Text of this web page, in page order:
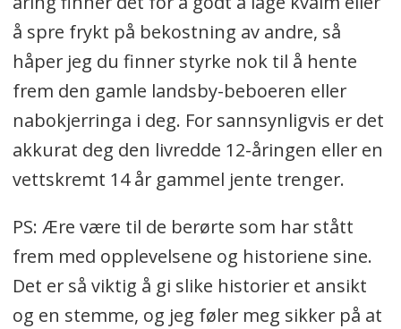
å spre frykt på bekostning av andre, så
håper jeg du finner styrke nok til å hente
frem den gamle landsby-beboeren eller
nabokjerringa i deg. For sannsynligvis er det
akkurat deg den livredde 12-åringen eller en
vettskremt 14 år gammel jente trenger.
PS: Ære være til de berørte som har stått
frem med opplevelsene og historiene sine.
Det er så viktig å gi slike historier et ansikt
og en stemme, og jeg føler meg sikker på at